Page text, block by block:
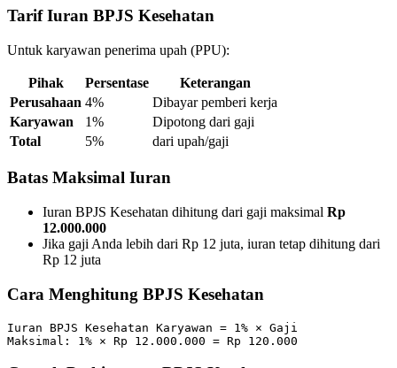
Tarif Iuran BPJS Kesehatan
Untuk karyawan penerima upah (PPU):
Pihak Persentase
Keterangan
Perusahaan 4%
Dibayar pemberi kerja
Karyawan
1%
Dipotong dari gaji
Total
5% dari upah/gaji
Batas Maksimal Iuran
Iuran BPJS Kesehatan dihitung dari gaji maksimal Rp
12.000.000
Jika gaji Anda lebih dari Rp 12 juta, iuran tetap dihitung dari
Rp 12 juta
Cara Menghitung BPJS Kesehatan
Iuran BPJS Kesehatan Karyawan = 1% × Gaji